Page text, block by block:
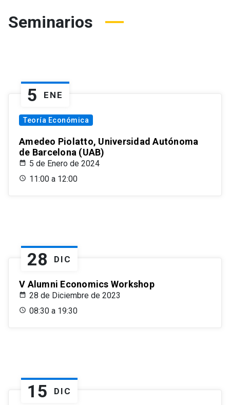
Seminarios
5 ENE
Teoría Económica
Amedeo Piolatto, Universidad Autónoma
de Barcelona (UAB)
5 de Enero de 2024
11:00 a 12:00
28 DIC
V Alumni Economics Workshop
28 de Diciembre de 2023
08:30 a 19:30
15 DIC